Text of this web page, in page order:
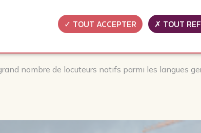
nombre de locuteurs natifs parmi les langues
TOUT ACCEPTER TOUT